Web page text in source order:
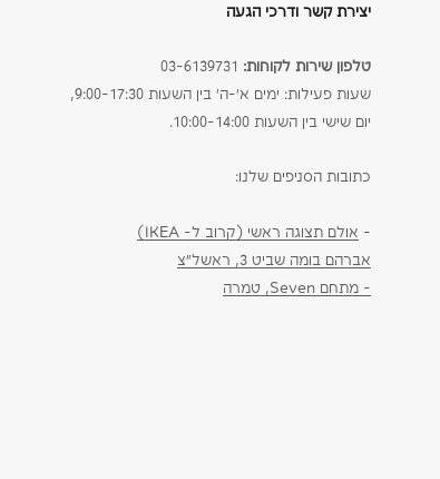
יצירת קשר ודרכי הגעה
טלפון שירות לקוחות:
שעות פעילות: ימים א׳-ה׳ בין השעות 9:00-17:30,
יום שישי בין השעות 10:00-14:00.
כתובות הסניפים שלנו:
- אולם תצוגה ראשי (קרוב ל- IKEA)
אברהם בומה שביט 3, ראשל״צ
- מתחם Seven, טמרה